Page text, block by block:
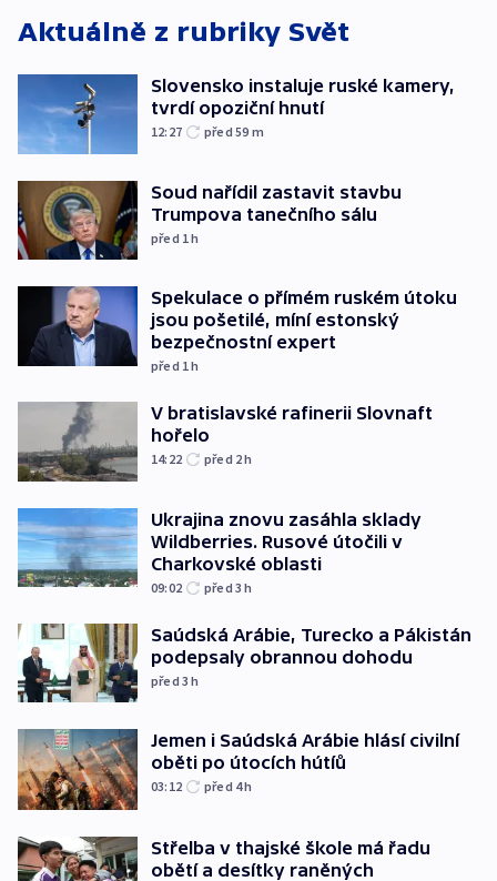
Aktuálně z rubriky Svět
Slovensko instaluje ruské kamery,
tvrdí opoziční hnutí
12:27 před 59 m
Soud nařídil zastavit stavbu
Trumpova tanečního sálu
před 1h
Spekulace o přímém ruském útoku
jsou pošetilé, míní estonský
bezpečnostní expert
před 1h
V bratislavské rafinerii Slovnaft
hořelo
14:22 před 2h
Ukrajina znovu zasáhla sklady
Wildberries. Rusové útočili v
Charkovské oblasti
09:02 před 3h
Saúdská Arábie, Turecko a Pákistán
podepsaly obrannou dohodu
před 3h
Jemen i Saúdská Arábie hlásí civilní
oběti po útocích hútíů
03:12 před 4h
Střelba v thajské škole má řadu
obětí a desítky raněných